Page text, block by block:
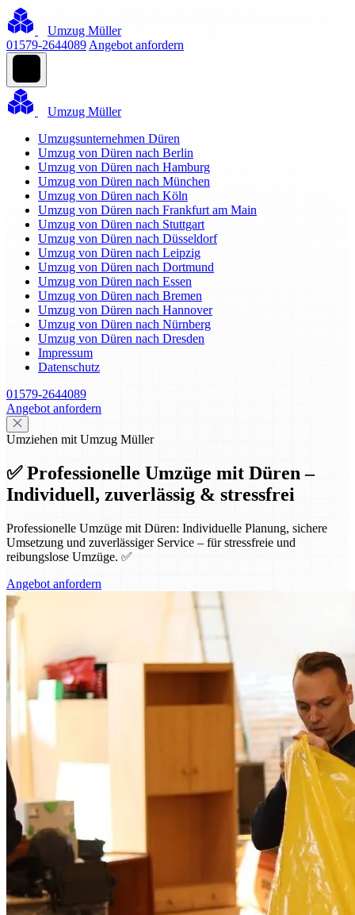
Umzug Müller
01579-2644089 Angebot anfordern
Umzug Müller
Umzugsunternehmen Düren
Umzug von Düren nach Berlin
Umzug von Düren nach Hamburg
Umzug von Düren nach München
Umzug von Düren nach Köln
Umzug von Düren nach Frankfurt am Main
Umzug von Düren nach Stuttgart
Umzug von Düren nach Düsseldorf
Umzug von Düren nach Leipzig
Umzug von Düren nach Dortmund
Umzug von Düren nach Essen
Umzug von Düren nach Bremen
Umzug von Düren nach Hannover
Umzug von Düren nach Nürnberg
Umzug von Düren nach Dresden
Impressum
Datenschutz
01579-2644089
Angebot anfordern
Umziehen mit Umzug Müller
✅ Professionelle Umzüge mit Düren –
Individuell, zuverlässig & stressfrei
Professionelle Umzüge mit Düren: Individuelle Planung, sichere
Umsetzung und zuverlässiger Service – für stressfreie und
reibungslose Umzüge. ✅
Angebot anfordern